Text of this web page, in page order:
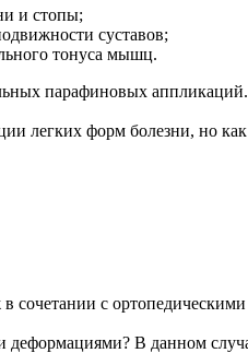
и стопы;
суставов;
тонуса мышц.
парафиновых аппликаций.
легких форм болезни, но
сочетании с
деформациями? В данном